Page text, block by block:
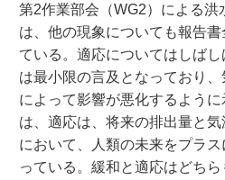
第2作業部会（WG2）による洪
は、他の現象についても報告
ている。適応についてはしば
は最小限の言及となっており
によって影響が悪化するよう
は、適応は、将来の排出量と
において、人類の未来をプラ
っている。緩和と適応はどち